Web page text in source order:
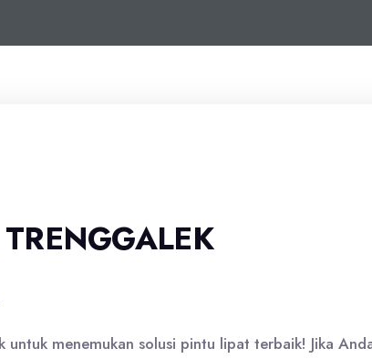
untuk menemukan solusi pintu lipat terbaik! Jika